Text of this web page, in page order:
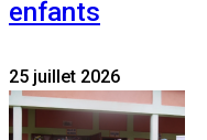
enfants
25 juillet 2026